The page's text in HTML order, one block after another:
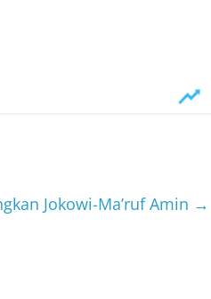
Jokowi-Ma’ruf Amin →